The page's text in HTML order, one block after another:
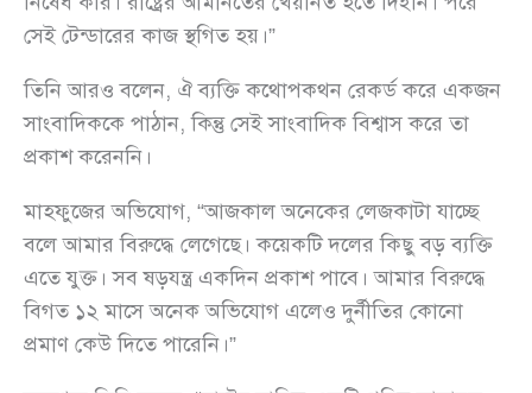
সেই টেন্ডারের কাজ স্থগিত হয়।”
তিনি আরও বলেন, ঐ ব্যক্তি কথোপকথন রেকর্ড করে একজন
সাংবাদিককে পাঠান, কিন্তু সেই সাংবাদিক বিশ্বাস করে তা
প্রকাশ করেননি।
মাহফুজের অভিযোগ, “আজকাল অনেকের লেজকাটা যাচ্ছে
বলে আমার বিরুদ্ধে লেগেছে। কয়েকটি দলের কিছু বড় ব্যক্তি
এতে যুক্ত। সব ষড়যন্ত্র একদিন প্রকাশ পাবে। আমার বিরুদ্ধে
বিগত ১২ মাসে অনেক অভিযোগ এলেও দুর্নীতির কোনো
প্রমাণ কেউ দিতে পারেনি।”